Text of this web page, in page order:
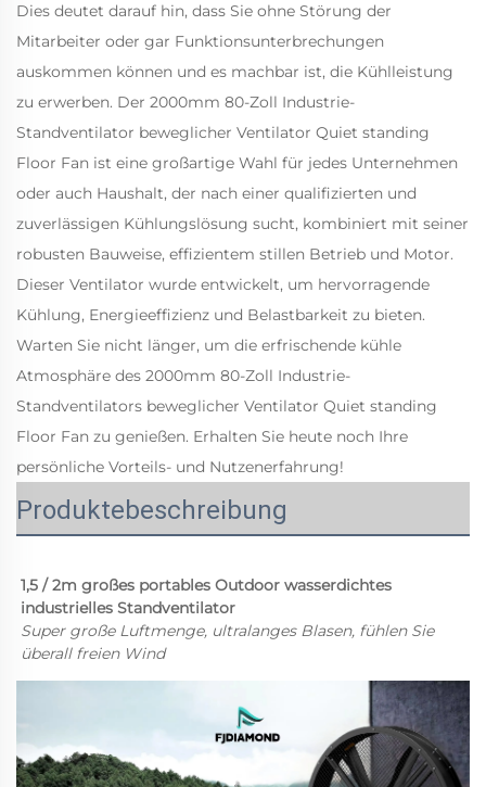
Dies deutet darauf hin, dass Sie ohne Störung der
Mitarbeiter oder gar Funktionsunterbrechungen
auskommen können und es machbar ist, die Kühlleistung
zu erwerben. Der 2000mm 80-Zoll Industrie-
Standventilator beweglicher Ventilator Quiet standing
Floor Fan ist eine großartige Wahl für jedes Unternehmen
oder auch Haushalt, der nach einer qualifizierten und
zuverlässigen Kühlungslösung sucht, kombiniert mit seiner
robusten Bauweise, effizientem stillen Betrieb und Motor.
Dieser Ventilator wurde entwickelt, um hervorragende
Kühlung, Energieeffizienz und Belastbarkeit zu bieten.
Warten Sie nicht länger, um die erfrischende kühle
Atmosphäre des 2000mm 80-Zoll Industrie-
Standventilators beweglicher Ventilator Quiet standing
Floor Fan zu genießen. Erhalten Sie heute noch Ihre
persönliche Vorteils- und Nutzenerfahrung!
Produktebeschreibung
1,5 / 2m großes portables Outdoor wasserdichtes
industrielles Standventilator
Super große Luftmenge, ultralanges Blasen, fühlen Sie
überall freien Wind